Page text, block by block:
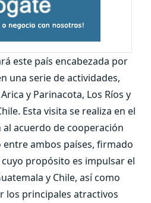
este país encabezada por
una serie de actividades,
y Parinacota, Los Ríos y
Esta visita se realiza en el
acuerdo de cooperación
ambos países, firmado
propósito es impulsar el
y Chile, así como
los principales atractivos